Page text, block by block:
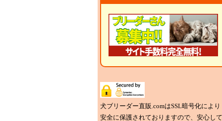
犬ブリーダー直販.comはSSL暗号化により
安全に保護されておりますので、安心して